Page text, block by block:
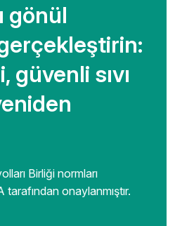
gönül
güvenli sıvı
Birliği normları
onaylanmıştır.